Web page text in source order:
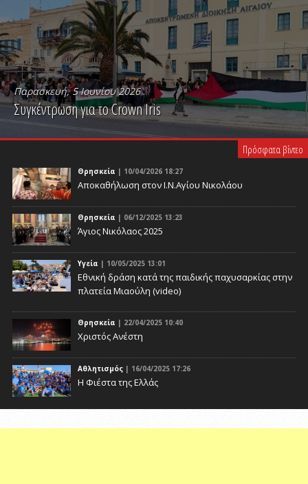
Παρασκευή, 5 Ιουνίου 2026
Συγκέντρωση για το Crown Iris
PLAY VIDEO
Πρόσφατα βίντεο
Θρησκεία | 10/04/2026 18:27
Αποκαθήλωση στον Ι.Ν.Αγίου Νικολάου
Θρησκεία | 06/12/2025 13:23
Άγιος Νικόλαος 2025
Υγεία | 10/05/2025 13:01
Eθνική δράση κατά της παιδικής παχυσαρκίας στην
πλατεία Μιαούλη (video)
Θρησκεία | 22/04/2025 10:40
Χριστός Ανέστη
Αθλητισμός | 16/04/2025 17:26
Η Φιέστα της Ελλάς